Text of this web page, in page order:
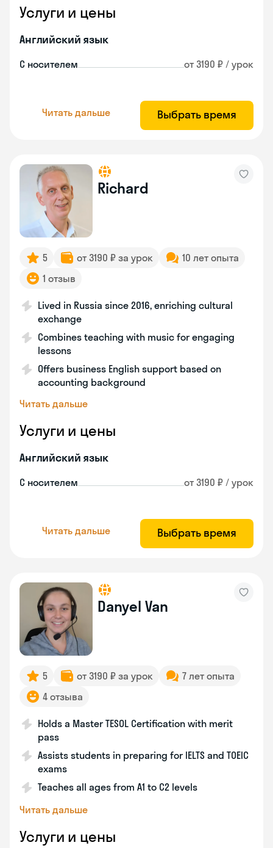
Услуги и цены
Английский язык
С носителем от 3190 ₽ / урок
Читать дальше Выбрать время
Richard
5 от 3190 ₽ за урок
10 лет опыта
1 отзыв
Lived in Russia since 2016, enriching cultural
exchange
Combines teaching with music for engaging
lessons
Offers business English support based on
accounting background
Читать дальше
Услуги и цены
Английский язык
С носителем от 3190 ₽ / урок
Читать дальше Выбрать время
Danyel Van
5 от 3190 ₽ за урок
7 лет опыта
4 отзыва
Holds a Master TESOL Certification with merit
pass
Assists students in preparing for IELTS and TOEIC
exams
Teaches all ages from A1 to C2 levels
Читать дальше
Услуги и цены